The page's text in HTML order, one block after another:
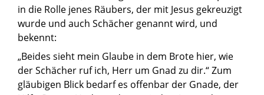
in die Rolle jenes Räubers, der mit Jesus gekreuzigt
wurde und auch Schächer genannt wird, und
bekennt:
„Beides sieht mein Glaube in dem Brote hier, wie
der Schächer ruf ich, Herr um Gnad zu dir.“ Zum
gläubigen Blick bedarf es offenbar der Gnade, der